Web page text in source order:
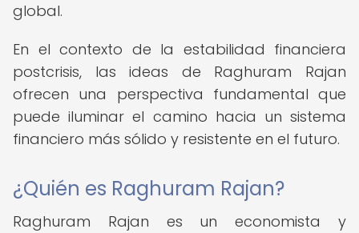
global.
En el contexto de la estabilidad financiera
postcrisis, las ideas de Raghuram Rajan
ofrecen una perspectiva fundamental que
puede iluminar el camino hacia un sistema
financiero más sólido y resistente en el futuro.
¿Quién es Raghuram Rajan?
Raghuram Rajan es un economista y